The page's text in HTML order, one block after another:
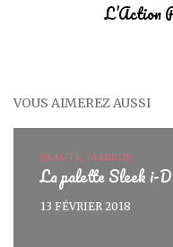
L’Action
VOUS AIMEREZ AUSSI
BEAUTÉ, MAKEUP
La palette Sleek i-
13 FÉVRIER 2018